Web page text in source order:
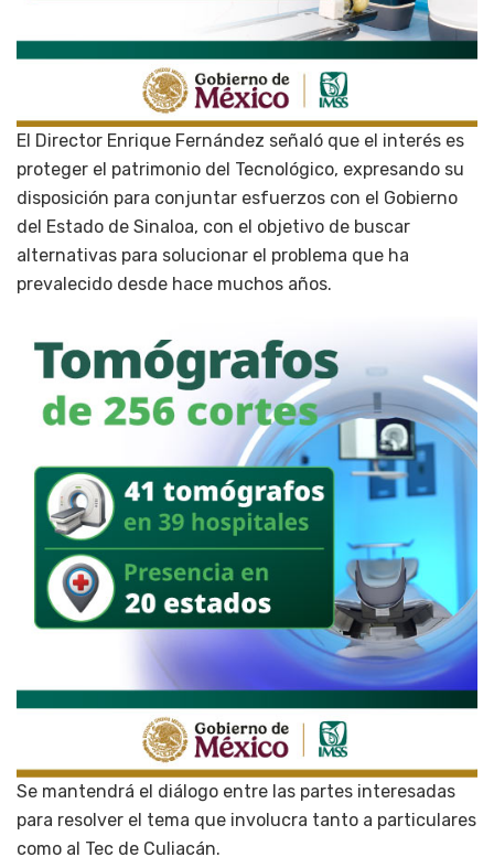
El Director Enrique Fernández señaló que el interés es
proteger el patrimonio del Tecnológico, expresando su
disposición para conjuntar esfuerzos con el Gobierno
del Estado de Sinaloa, con el objetivo de buscar
alternativas para solucionar el problema que ha
prevalecido desde hace muchos años.
Se mantendrá el diálogo entre las partes interesadas
para resolver el tema que involucra tanto a particulares
como al Tec de Culiacán.